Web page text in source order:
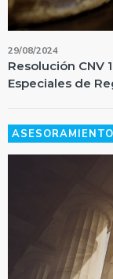
29/08/2024
Resolución CNV
Especiales de